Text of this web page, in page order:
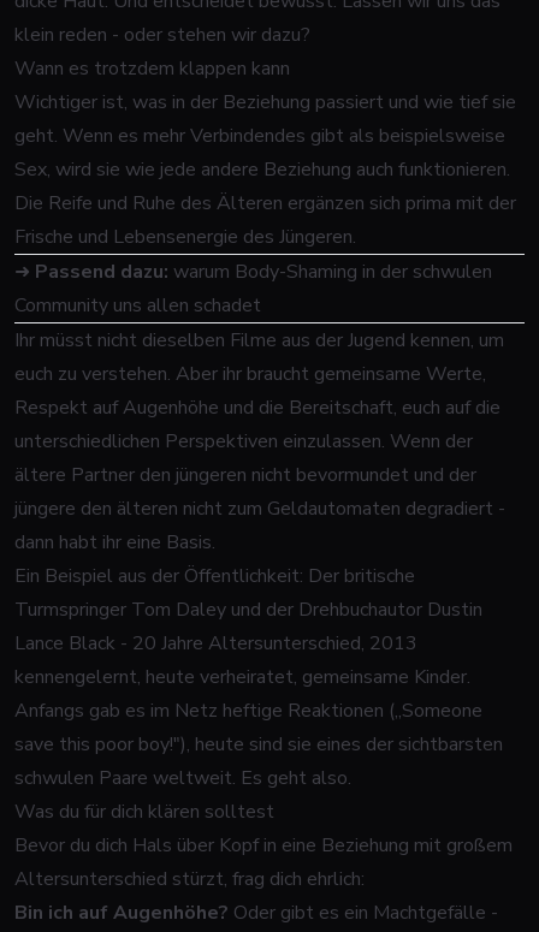
klein reden - oder stehen wir dazu?
Wann es trotzdem klappen kann
Wichtiger ist, was in der Beziehung passiert und wie tief sie
geht. Wenn es mehr Verbindendes gibt als beispielsweise
Sex, wird sie wie jede andere Beziehung auch funktionieren.
Die Reife und Ruhe des Älteren ergänzen sich prima mit der
Frische und Lebensenergie des Jüngeren.
➜ Passend dazu: warum Body-Shaming in der schwulen
Community uns allen schadet
Ihr müsst nicht dieselben Filme aus der Jugend kennen, um
euch zu verstehen. Aber ihr braucht gemeinsame Werte,
Respekt auf Augenhöhe und die Bereitschaft, euch auf die
unterschiedlichen Perspektiven einzulassen. Wenn der
ältere Partner den jüngeren nicht bevormundet und der
jüngere den älteren nicht zum Geldautomaten degradiert -
dann habt ihr eine Basis.
Ein Beispiel aus der Öffentlichkeit: Der britische
Turmspringer Tom Daley und der Drehbuchautor Dustin
Lance Black - 20 Jahre Altersunterschied, 2013
kennengelernt, heute verheiratet, gemeinsame Kinder.
Anfangs gab es im Netz heftige Reaktionen („Someone
save this poor boy!"), heute sind sie eines der sichtbarsten
schwulen Paare weltweit. Es geht also.
Was du für dich klären solltest
Bevor du dich Hals über Kopf in eine Beziehung mit großem
Altersunterschied stürzt, frag dich ehrlich:
Bin ich auf Augenhöhe? Oder gibt es ein Machtgefälle -